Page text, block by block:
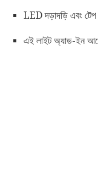
LED দড়াদড়ি এবং
এই লাইট অ্যাড-ইন